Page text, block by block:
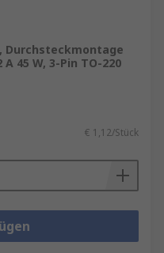
Durchsteckmontage
45 W, 3-Pin TO-220
€ 1,12/Stück